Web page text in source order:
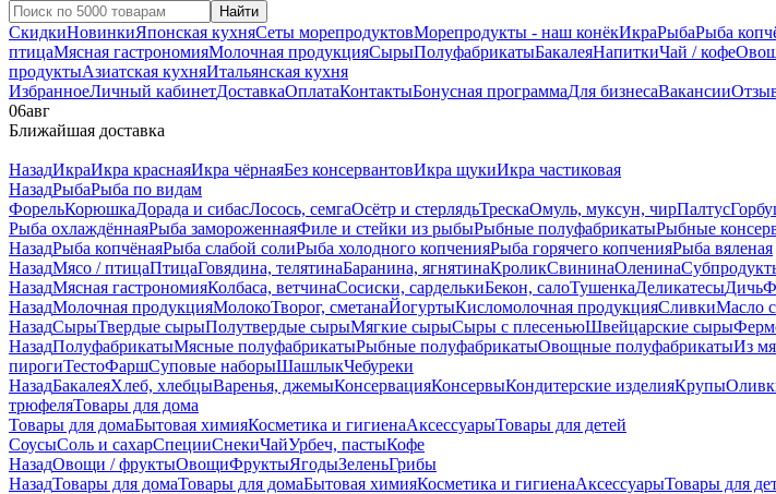
Найти
СкидкиНовинкиЯпонская кухняСеты морепродуктовМорепродукты - наш конёкИкраРыбаРыба
птицаМясная гастрономияМолочная продукцияСырыПолуфабрикатыБакалеяНапиткиЧай / кофе
продуктыАзиатская кухняИтальянская кухня
ИзбранноеЛичный кабинетДоставкаОплатаКонтактыБонусная программаДля бизнесаВакансии
06авг
Ближайшая доставка
НазадИкраИкра краснаяИкра чёрнаяБез консервантовИкра щукиИкра частиковая
НазадРыбаРыба по видам
ФорельКорюшкаДорада и сибасЛосось, семгаОсётр и стерлядьТрескаОмуль, муксун, чирПалтус
Рыба охлаждённаяРыба замороженнаяФиле и стейки из рыбыРыбные полуфабрикатыРыбные
НазадРыба копчёнаяРыба слабой солиРыба холодного копченияРыба горячего копченияРыба вяленая
НазадМясо / птицаПтицаГовядина, телятинаБаранина, ягнятинаКроликСвининаОленина
НазадМясная гастрономияКолбаса, ветчинаСосиски, сарделькиБекон, салоТушенкаДеликатесыДичь
НазадМолочная продукцияМолокоТворог, сметанаЙогуртыКисломолочная продукцияСливкиМасло
НазадСырыТвердые сырыПолутвердые сырыМягкие сырыСыры c плесеньюШвейцарские сыры
НазадПолуфабрикатыМясные полуфабрикатыРыбные полуфабрикатыОвощные полуфабрикатыИз
пирогиТестоФаршСуповые наборыШашлыкЧебуреки
НазадБакалеяХлеб, хлебцыВаренья, джемыКонсервацияКонсервыКондитерские изделияКрупы
трюфеляТовары для дома
Товары для домаБытовая химияКосметика и гигиенаАксессуарыТовары для детей
СоусыСоль и сахарСпецииСнекиЧайУрбеч, пастыКофе
НазадОвощи / фруктыОвощиФруктыЯгодыЗеленьГрибы
НазадТовары для домаТовары для домаБытовая химияКосметика и гигиенаАксессуарыТовары для